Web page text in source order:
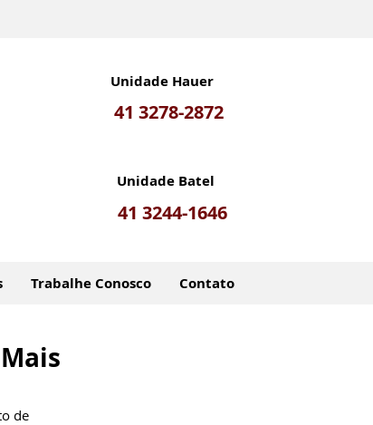
Unidade Hauer
41 3278-2872
Unidade Batel
41 3244-1646
Trabalhe Conosco Contato
de